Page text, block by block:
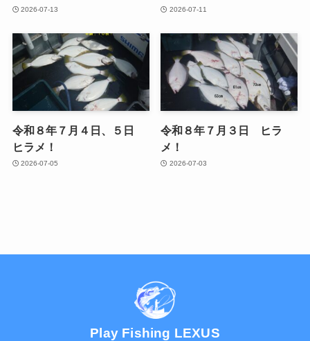
2026-07-13 2026-07-11
令和８年７月４日、５日
ヒラメ！
2026-07-05
令和８年７月３日 ヒラ
メ！
2026-07-03
Play Fishing LEXUS